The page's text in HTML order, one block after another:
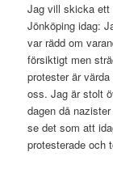
Jag vill skicka ett
Jönköping idag:
var rädd om
försiktigt men
protester är
oss. Jag är stolt
dagen då
se det som att
protesterade och